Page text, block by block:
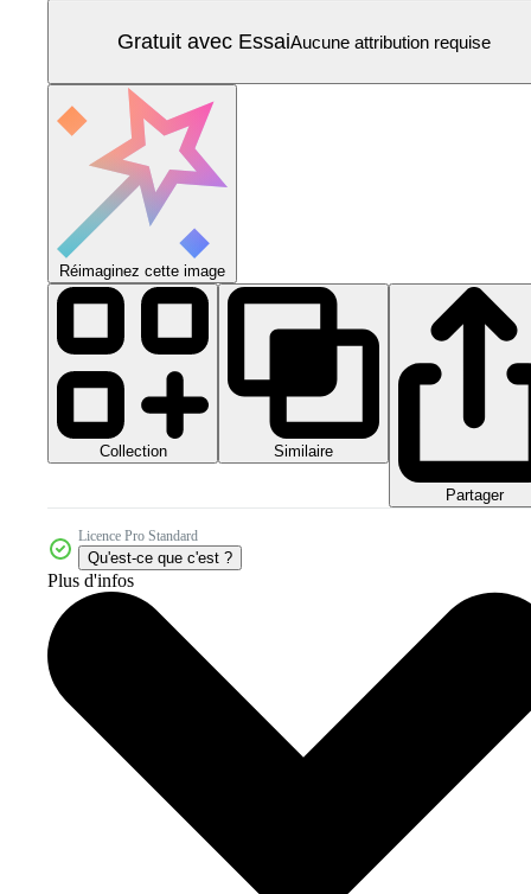
Gratuit avec EssaiAucune attribution requise
Réimaginez cette image
Collection Similaire
Partager
Licence Pro Standard
Qu'est-ce que c'est ?
Plus d'infos